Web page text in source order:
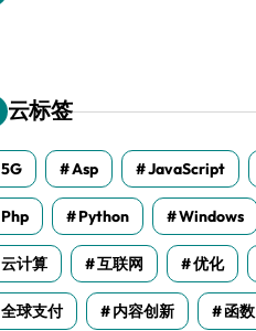
云标签
5G Asp JavaScript
Php Python Windows
云计算 互联网 优化
全球支付 内容创新 函数